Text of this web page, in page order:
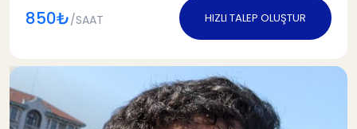
850₺/SAAT HIZLI TALEP OLUŞTUR